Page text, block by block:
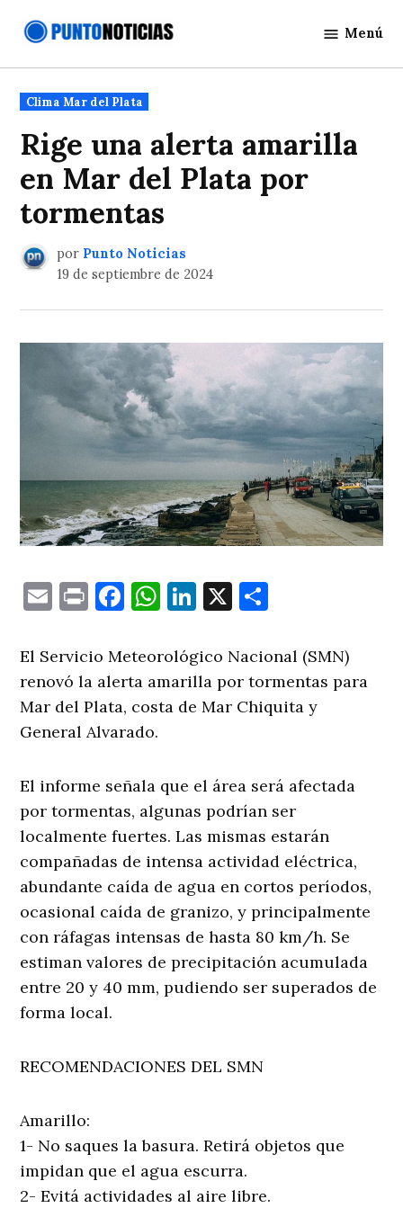
Noticias
Menú
Publicado
en
Clima Mar del Plata
Rige una alerta amarilla
en Mar del Plata por
tormentas
por Punto Noticias
19 de septiembre de 2024
EmailPrintFacebook
WhatsApp
LinkedIn
X
El Servicio Meteorológico Nacional (SMN)
renovó la alerta amarilla por tormentas para
Mar del Plata, costa de Mar Chiquita y
General Alvarado.
El informe señala que el área será afectada
por tormentas, algunas podrían ser
localmente fuertes. Las mismas estarán
compañadas de intensa actividad eléctrica,
abundante caída de agua en cortos períodos,
ocasional caída de granizo, y principalmente
con ráfagas intensas de hasta 80 km/h. Se
estiman valores de precipitación acumulada
entre 20 y 40 mm, pudiendo ser superados de
forma local.
RECOMENDACIONES DEL SMN
Amarillo:
1- No saques la basura. Retirá objetos que
impidan que el agua escurra.
2- Evitá actividades al aire libre.